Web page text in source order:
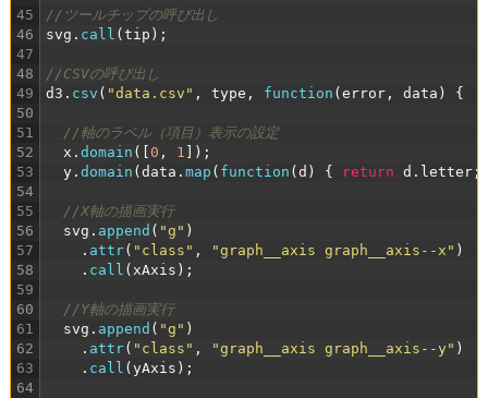
45
46
47
48
49
50
51
52
53
54
55
56
57
58
59
60
61
62
63
64
//ツールチップの呼び出し
svg . call ( tip ) ;
//CSVの呼び出し
d3 . csv ( "data.csv" , type , function ( error, data ) {
//軸のラベル（項目）表示の設定
x . domain ( 0 , 1 ) ;
y. domain ( data . map ( function ( d ) { return d . letter;
//X軸の描画実行
svg . append ( "g" )
. attr( "class" , "graph__axis graph__axis--x" )
. call ( xAxis ) ;
//Y軸の描画実行
svg . append ( "g" )
. attr( "class" , "graph__axis graph__axis--y" )
. call ( yAxis ) ;